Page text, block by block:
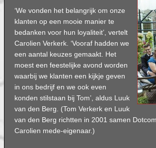
‘We vonden het belangrijk om onze
klanten op een mooie manier te
bedanken voor hun loyaliteit’, vertelt
Carolien Verkerk. ‘Vooraf hadden we
een aantal keuzes gemaakt. Het
moest een feestelijke avond worden
waarbij we klanten een kijkje geven
in ons bedrijf en we ook even
konden stilstaan bij Tom’, aldus Luuk
van den Berg. (Tom Verkerk en Luuk
van den Berg richtten in 2001 samen
Carolien mede-eigenaar.)